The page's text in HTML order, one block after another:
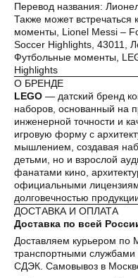
Перевод названия:
Также может
моменты, Lionel Messi –
Soccer Highlights, 43011,
Футбольные моменты,
Highlights
О БРЕНДЕ
LEGO — датский бренд
наборов, основанный на
инженерной точности и
игровую форму с
мышлением, создавая
детьми, но и взрослой
фанатами кино,
официальными
долговечностью
ДОСТАВКА И ОПЛАТА
Доставка по всей
Доставляем курьером по
транспортными
СДЭК. Самовывоз в